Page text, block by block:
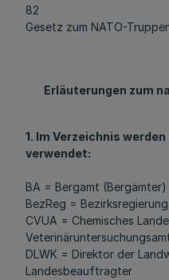
82
Gesetz zum NATO-
Erläuterungen zum
1. Im Verzeichnis
verwendet:
BA = Bergamt (Bergämter)
BezReg =
CVUA = Chemisches
DLWK = Direktor der
Landesbeauftragter